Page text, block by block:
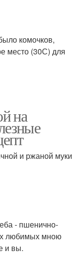
комочков,
место (30С) для
на
и ржаной муки
- пшенично-
любимых мною
и вы.